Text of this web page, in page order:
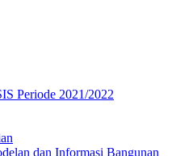
Periode 2021/2022
dan Informasi Bangunan